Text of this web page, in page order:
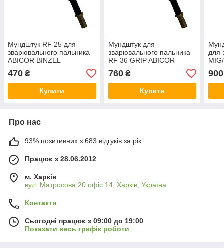
Мундштук RF 25 для
зварювального пальника
ABICOR BINZEL
470 ₴
Купити
Мундштук для
зварювального пальника
RF 36 GRIP ABICOR
BINZEL
760₴
Купити
для
900
Про нас
93% позитивних з 683 відгуків за рік
Працює з 28.06.2012
м. Харків
вул. Матросова 20 офіс 14, Харків, Україна
Контакти
Сьогодні працює з 09:00 до 19:00
Показати весь графік роботи